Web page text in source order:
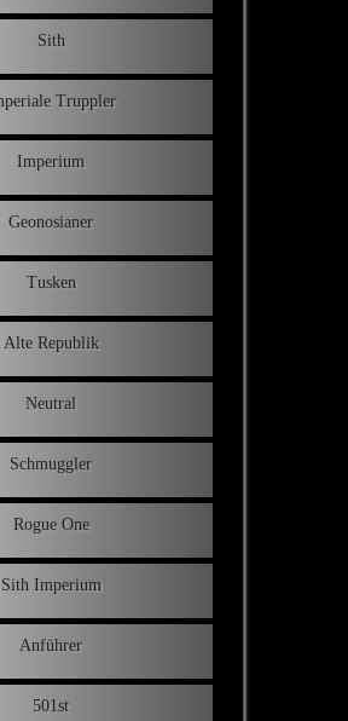
Sith
Truppler
Imperium
Geonosianer
Tusken
Alte Republik
Neutral
Schmuggler
Rogue One
Sith Imperium
Anführer
501st